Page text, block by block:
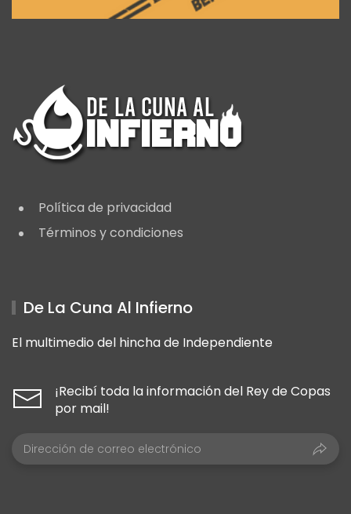
Política de privacidad
Términos y condiciones
De La Cuna Al Infierno
El multimedio del hincha de Independiente
¡Recibí toda la información del Rey de Copas
por mail!